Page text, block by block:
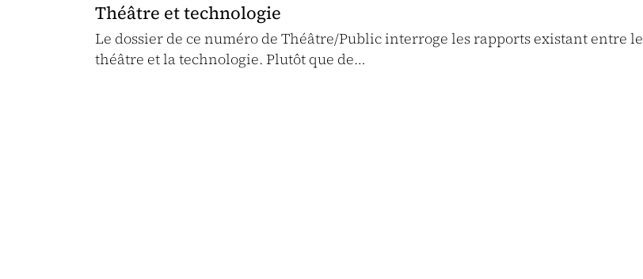
Théâtre et technologie
Le dossier de ce numéro de Théâtre/Public interroge les rapports existant entre le
théâtre et la technologie. Plutôt que de…